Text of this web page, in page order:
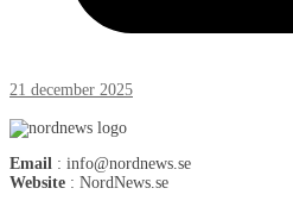
21 december 2025
Email : info@nordnews.se
Website : NordNews.se